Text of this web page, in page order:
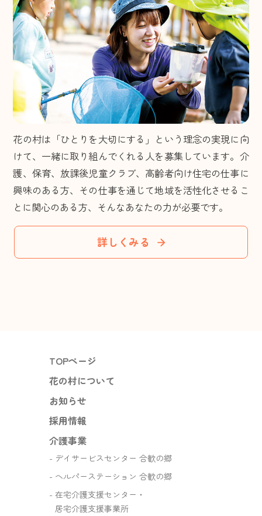
花の村は「ひとりを大切にする」という理念の実現に向
けて、一緒に取り組んでくれる人を募集しています。介
護、保育、放課後児童クラブ、高齢者向け住宅の仕事に
興味のある方、その仕事を通じて地域を活性化させるこ
とに関心のある方、そんなあなたの力が必要です。
詳しくみる
TOPページ
花の村について
お知らせ
採用情報
介護事業
デイサービスセンター 合歓の郷
ヘルパーステーション 合歓の郷
在宅介護支援センター・
居宅介護支援事業所